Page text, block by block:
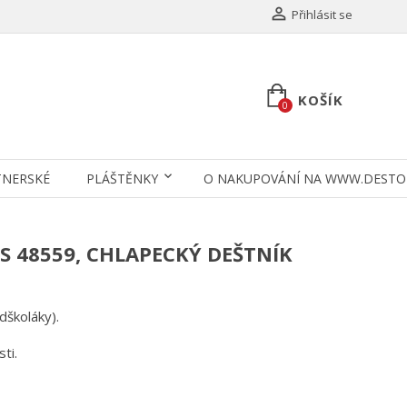
 Přihlásit se
KOŠÍK
0
PLÁŠTĚNKY O NAKUPOVÁNÍ NA
48559, CHLAPECKÝ DEŠTNÍK